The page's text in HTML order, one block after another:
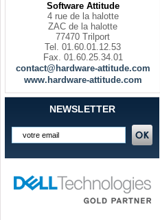
Software Attitude
4 rue de la halotte
ZAC de la halotte
77470 Trilport
Tel. 01.60.01.12.53
Fax. 01.60.25.34.01
contact@hardware-attitude.com
www.hardware-attitude.com
NEWSLETTER